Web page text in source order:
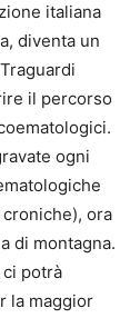
italiana
diventa un
il percorso
ogni
ora
di montagna.
ci potrà
la maggior